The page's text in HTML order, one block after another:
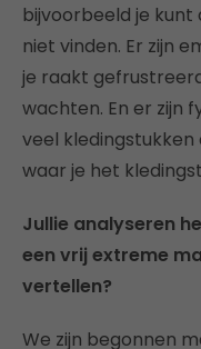
bijvoorbeeld je kunt
niet vinden. Er zijn
je raakt
wachten. En er zijn
veel
waar je het
Jullie analyseren
een vrij extreme
vertellen?
We zijn begonnen